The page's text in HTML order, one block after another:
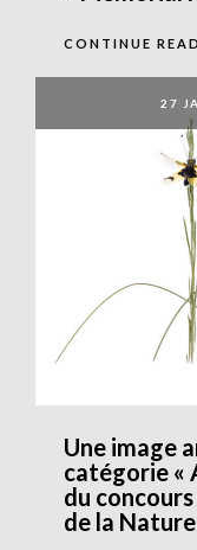
CONTINUE
27
Une image
catégorie «
du
de la Nature